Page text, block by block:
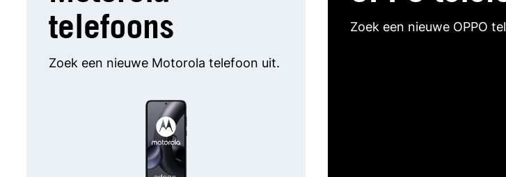
telefoons
Zoek een nieuwe Motorola telefoon uit.
Zoek een nieuwe OPPO